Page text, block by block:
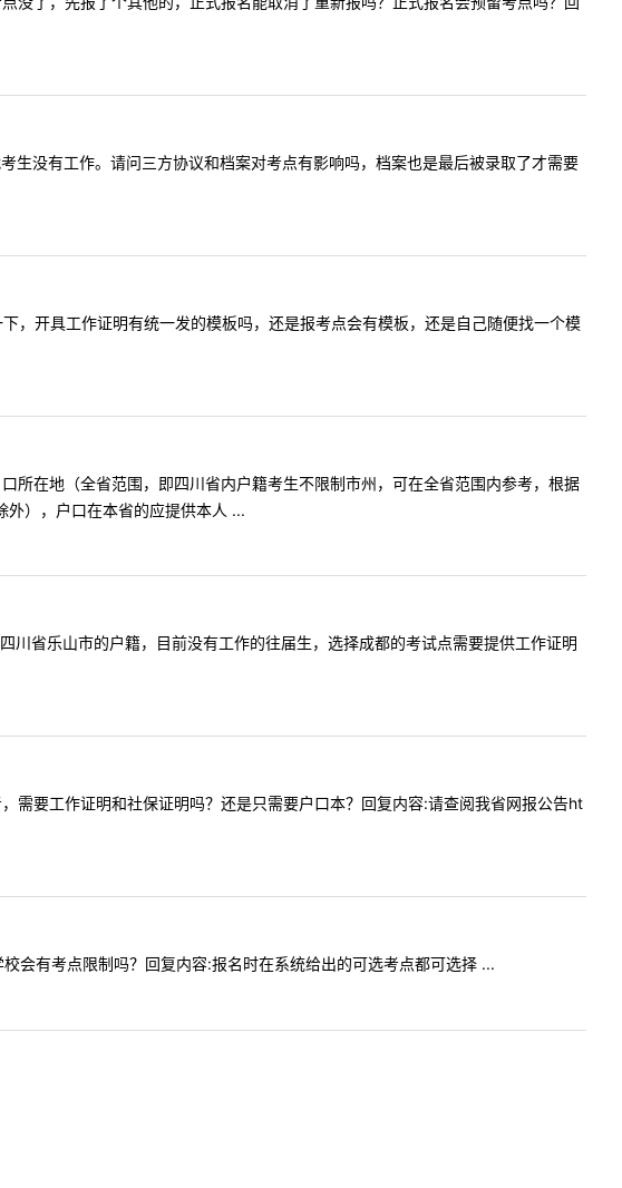
没有工作。请问三方协议和档案对考点有影响吗，档案也是最后被录取了才需要
开具工作证明有统一发的模板吗，还是报考点会有模板，还是自己随便找一个模
在地（全省范围，即四川省内户籍考生不限制市州，可在全省范围内参考，根据
），户口在本省的应提供本人 ...
省乐山市的户籍，目前没有工作的往届生，选择成都的考试点需要提供工作证明
要工作证明和社保证明吗？还是只需要户口本？回复内容:请查阅我省网报公告ht
有考点限制吗？回复内容:报名时在系统给出的可选考点都可选择 ...